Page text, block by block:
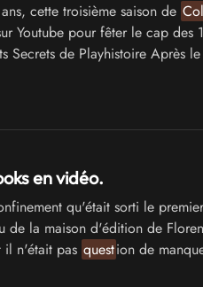
cette troisième saison de
Youtube pour fêter le cap des
de Playhistoire Après le
en vidéo.
qu'était sorti le
de la maison d'édition de
il n'était pas question de